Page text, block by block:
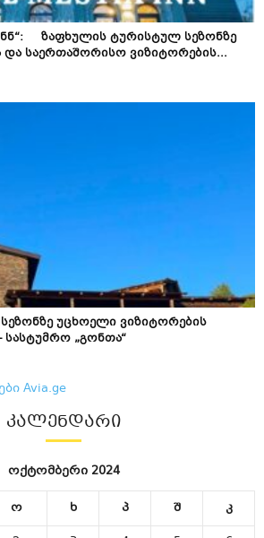
ზაფხულის ტურისტულ სეზონზე
საერთაშორისო ვიზიტორების...
უცხოელი ვიზიტორების
სასტუმრო „გონთა“
ᲙᲐᲚᲔᲜᲓᲐᲠᲘ
ოქტომბერი 2024
ო ხ პ შ
კ